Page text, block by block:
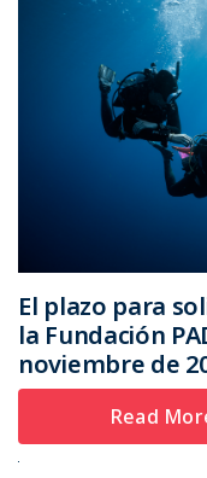
El plazo para
la Fundación
noviembre de
Read